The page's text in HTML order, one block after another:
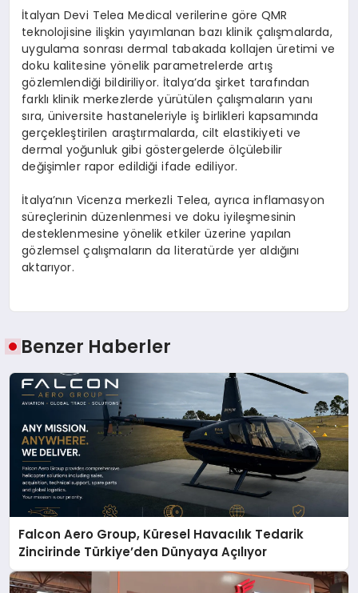
İtalyan Devi Telea Medical verilerine göre QMR
teknolojisine ilişkin yayımlanan bazı klinik çalışmalarda,
uygulama sonrası dermal tabakada kollajen üretimi ve
doku kalitesine yönelik parametrelerde artış
gözlemlendiği bildiriliyor. İtalya’da şirket tarafından
farklı klinik merkezlerde yürütülen çalışmaların yanı
sıra, üniversite hastaneleriyle iş birlikleri kapsamında
gerçekleştirilen araştırmalarda, cilt elastikiyeti ve
dermal yoğunluk gibi göstergelerde ölçülebilir
değişimler rapor edildiği ifade ediliyor.
İtalya’nın Vicenza merkezli Telea, ayrıca inflamasyon
süreçlerinin düzenlenmesi ve doku iyileşmesinin
desteklenmesine yönelik etkiler üzerine yapılan
gözlemsel çalışmaların da literatürde yer aldığını
aktarıyor.
Benzer Haberler
Falcon Aero Group, Küresel Havacılık Tedarik
Zincirinde Türkiye’den Dünyaya Açılıyor